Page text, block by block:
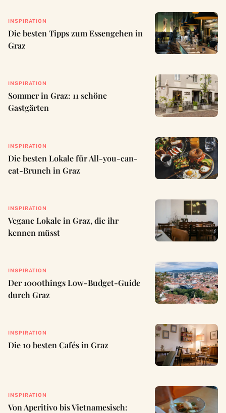
INSPIRATION
Die besten Tipps zum Essengehen in
Graz
INSPIRATION
Sommer in Graz: 11 schöne
Gastgärten
INSPIRATION
Die besten Lokale für All-you-can-
eat-Brunch in Graz
INSPIRATION
Vegane Lokale in Graz, die ihr
kennen müsst
INSPIRATION
Der 1000things Low-Budget-Guide
durch Graz
INSPIRATION
Die 10 besten Cafés in Graz
INSPIRATION
Von Aperitivo bis Vietnamesisch: